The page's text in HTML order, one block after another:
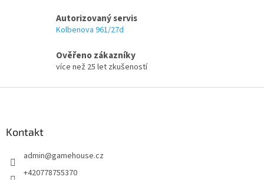
r
y
v
p
Autorizovaný servis
Kolbenova 961/27d
Ověřeno zákazníky
více než 25 let zkušeností
Kontakt
admin@gamehouse.cz
+420778755370